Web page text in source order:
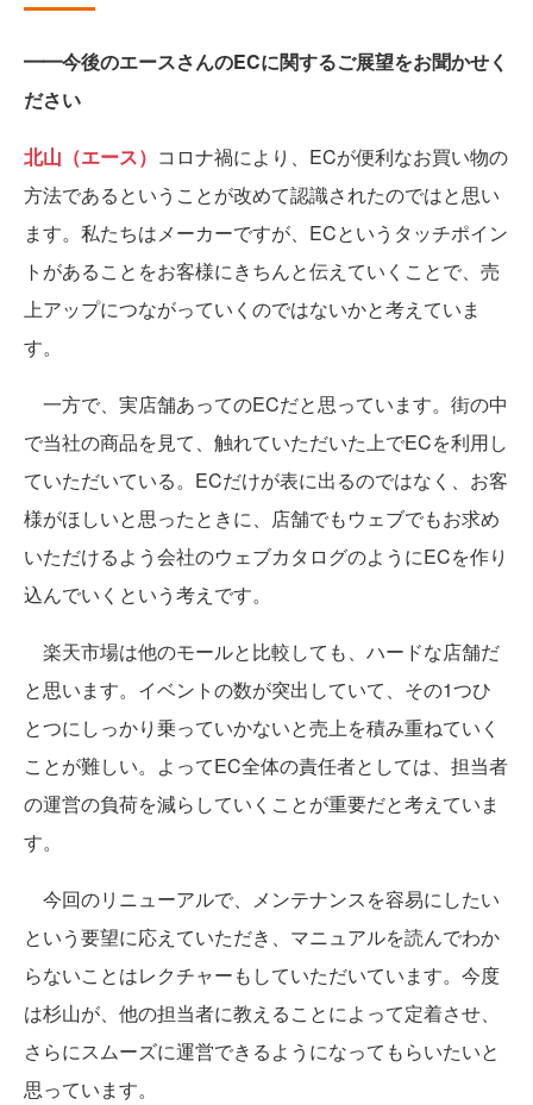
━━今後のエースさんのECに関するご展望をお聞かせく
ださい
北山（エース） コロナ禍により、ECが便利なお買い物の
方法であるということが改めて認識されたのではと思い
ます。私たちはメーカーですが、ECというタッチポイン
トがあることをお客様にきちんと伝えていくことで、売
上アップにつながっていくのではないかと考えていま
す。
一方で、実店舗あってのECだと思っています。街の中
で当社の商品を見て、触れていただいた上でECを利用し
ていただいている。ECだけが表に出るのではなく、お客
様がほしいと思ったときに、店舗でもウェブでもお求め
いただけるよう会社のウェブカタログのようにECを作り
込んでいくという考えです。
楽天市場は他のモールと比較しても、ハードな店舗だ
と思います。イベントの数が突出していて、その1つひ
とつにしっかり乗っていかないと売上を積み重ねていく
ことが難しい。よってEC全体の責任者としては、担当者
の運営の負荷を減らしていくことが重要だと考えていま
す。
今回のリニューアルで、メンテナンスを容易にしたい
という要望に応えていただき、マニュアルを読んでわか
らないことはレクチャーもしていただいています。今度
は杉山が、他の担当者に教えることによって定着させ、
さらにスムーズに運営できるようになってもらいたいと
思っています。